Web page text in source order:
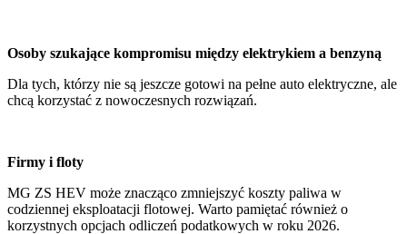
Osoby szukające kompromisu między elektrykiem a benzyną
Dla tych, którzy nie są jeszcze gotowi na pełne auto elektryczne, ale
chcą korzystać z nowoczesnych rozwiązań.
Firmy i floty
MG ZS HEV może znacząco zmniejszyć koszty paliwa w
codziennej eksploatacji flotowej. Warto pamiętać również o
korzystnych opcjach odliczeń podatkowych w roku 2026.